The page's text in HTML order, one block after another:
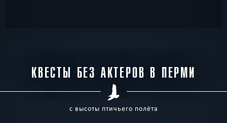
КВЕСТЫ БЕЗ АКТЕРОВ В ПЕРМИ
с высоты птичьего полёта